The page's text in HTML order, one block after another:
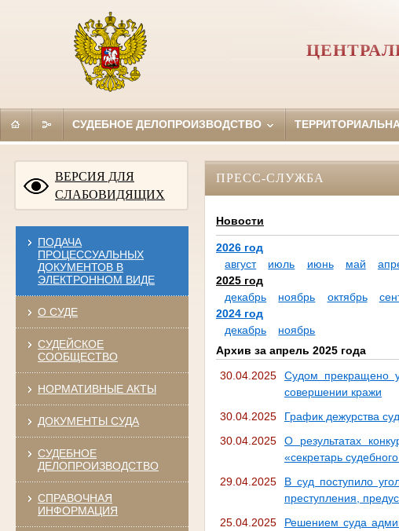
СУДЕБНОЕ ДЕЛОПРОИЗВОДСТВО
ВЕРСИЯ ДЛЯ
СЛАБОВИДЯЩИХ
ПОДАЧА
ПРОЦЕССУАЛЬНЫХ
ДОКУМЕНТОВ В
ЭЛЕКТРОННОМ ВИДЕ
О СУДЕ
СУДЕЙСКОЕ
СООБЩЕСТВО
НОРМАТИВНЫЕ АКТЫ
ДОКУМЕНТЫ СУДА
СУДЕБНОЕ
ДЕЛОПРОИЗВОДСТВО
СПРАВОЧНАЯ
ИНФОРМАЦИЯ
ПРЕСС-СЛУЖБА
Новости
2026 год
август
июль июнь май
2025 год
декабрь
ноябрь октябрь
2024 год
декабрь
ноябрь
Архив за апрель 2025 года
30.04.2025
Судом прекращено
совершении кражи
30.04.2025
График дежурства
30.04.2025
О результатах
«секретарь
29.04.2025
В суд поступило
преступления,
25.04.2025
Решением суда